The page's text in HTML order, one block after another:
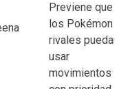
Previene que
los Pokémon
rivales puedan
usar
movimientos